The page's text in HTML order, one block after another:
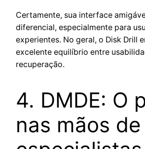
Certamente, sua interface
diferencial, especialmente para
experientes. No geral, o Disk Drill
excelente equilíbrio entre
recuperação.
4. DMDE: O
nas mãos de